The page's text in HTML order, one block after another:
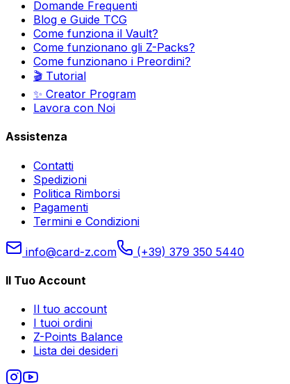
Domande Frequenti
Blog e Guide TCG
Come funziona il Vault?
Come funzionano gli Z-Packs?
Come funzionano i Preordini?
🎬 Tutorial
✨ Creator Program
Lavora con Noi
Assistenza
Contatti
Spedizioni
Politica Rimborsi
Pagamenti
Termini e Condizioni
info@card-z.com (+39) 379 350 5440
Il Tuo Account
Il tuo account
I tuoi ordini
Z-Points Balance
Lista dei desideri